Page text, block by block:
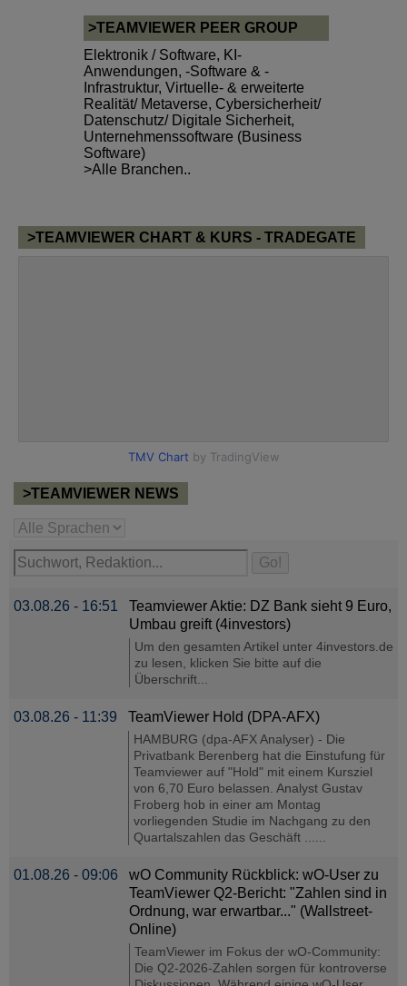
>TEAMVIEWER PEER GROUP
Elektronik / Software, KI-
Anwendungen, -Software & -
Infrastruktur, Virtuelle- & erweiterte
Realität/ Metaverse, Cybersicherheit/
Datenschutz/ Digitale Sicherheit,
Unternehmenssoftware (Business
Software)
>Alle Branchen..
>TEAMVIEWER CHART & KURS - TRADEGATE
>TEAMVIEWER NEWS
03.08.26 - 16:51
Teamviewer Aktie: DZ Bank sieht 9 Euro,
Umbau greift (4investors)
Um den gesamten Artikel unter 4investors.de
zu lesen, klicken Sie bitte auf die
Überschrift...
03.08.26 - 11:39 TeamViewer Hold (DPA-AFX)
HAMBURG (dpa-AFX Analyser) - Die
Privatbank Berenberg hat die Einstufung für
Teamviewer auf "Hold" mit einem Kursziel
von 6,70 Euro belassen. Analyst Gustav
Froberg hob in einer am Montag
vorliegenden Studie im Nachgang zu den
Quartalszahlen das Geschäft ......
01.08.26 - 09:06
wO Community Rückblick: wO-User zu
TeamViewer Q2-Bericht: "Zahlen sind in
Ordnung, war erwartbar..." (Wallstreet-
Online)
TeamViewer im Fokus der wO-Community:
Die Q2-2026-Zahlen sorgen für kontroverse